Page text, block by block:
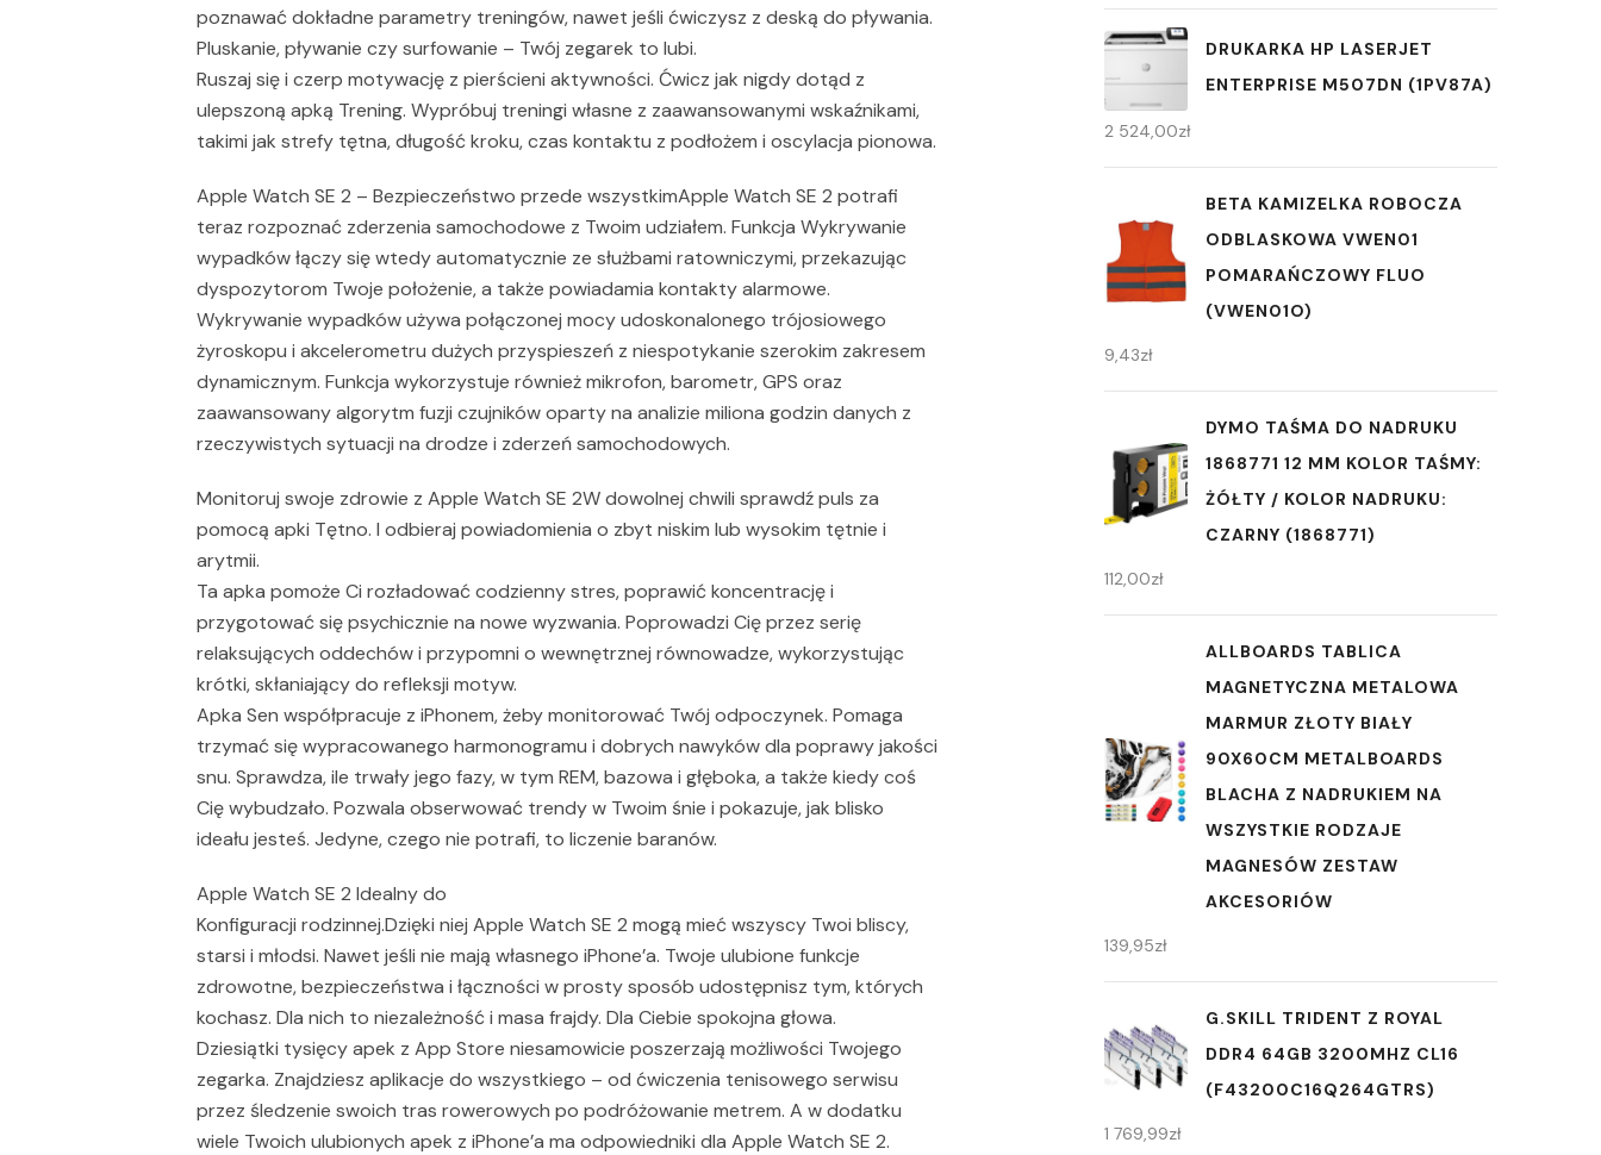
poznawać dokładne parametry treningów, nawet jeśli ćwiczysz z deską do pływania.
Pluskanie, pływanie czy surfowanie – Twój zegarek to lubi.
Ruszaj się i czerp motywację z pierścieni aktywności. Ćwicz jak nigdy dotąd z
ulepszoną apką Trening. Wypróbuj treningi własne z zaawansowanymi wskaźnikami,
takimi jak strefy tętna, długość kroku, czas kontaktu z podłożem i oscylacja pionowa.
Apple Watch SE 2 – Bezpieczeństwo przede wszystkimApple Watch SE 2 potrafi
teraz rozpoznać zderzenia samochodowe z Twoim udziałem. Funkcja Wykrywanie
wypadków łączy się wtedy automatycznie ze służbami ratowniczymi, przekazując
dyspozytorom Twoje położenie, a także powiadamia kontakty alarmowe.
Wykrywanie wypadków używa połączonej mocy udoskonalonego trójosiowego
żyroskopu i akcelerometru dużych przyspieszeń z niespotykanie szerokim zakresem
dynamicznym. Funkcja wykorzystuje również mikrofon, barometr, GPS oraz
zaawansowany algorytm fuzji czujników oparty na analizie miliona godzin danych z
rzeczywistych sytuacji na drodze i zderzeń samochodowych.
Monitoruj swoje zdrowie z Apple Watch SE 2W dowolnej chwili sprawdź puls za
pomocą apki Tętno. I odbieraj powiadomienia o zbyt niskim lub wysokim tętnie i
arytmii.
Ta apka pomoże Ci rozładować codzienny stres, poprawić koncentrację i
przygotować się psychicznie na nowe wyzwania. Poprowadzi Cię przez serię
relaksujących oddechów i przypomni o wewnętrznej równowadze, wykorzystując
krótki, skłaniający do refleksji motyw.
Apka Sen współpracuje z iPhonem, żeby monitorować Twój odpoczynek. Pomaga
trzymać się wypracowanego harmonogramu i dobrych nawyków dla poprawy jakości
snu. Sprawdza, ile trwały jego fazy, w tym REM, bazowa i głęboka, a także kiedy coś
Cię wybudzało. Pozwala obserwować trendy w Twoim śnie i pokazuje, jak blisko
ideału jesteś. Jedyne, czego nie potrafi, to liczenie baranów.
Apple Watch SE 2 Idealny do
Konfiguracji rodzinnej.Dzięki niej Apple Watch SE 2 mogą mieć wszyscy Twoi bliscy,
starsi i młodsi. Nawet jeśli nie mają własnego iPhone’a. Twoje ulubione funkcje
zdrowotne, bezpieczeństwa i łączności w prosty sposób udostępnisz tym, których
kochasz. Dla nich to niezależność i masa frajdy. Dla Ciebie spokojna głowa.
Dziesiątki tysięcy apek z App Store niesamowicie poszerzają możliwości Twojego
zegarka. Znajdziesz aplikacje do wszystkiego – od ćwiczenia tenisowego serwisu
przez śledzenie swoich tras rowerowych po podróżowanie metrem. A w dodatku
wiele Twoich ulubionych apek z iPhone’a ma odpowiedniki dla Apple Watch SE 2.
DRUKARKA HP LASERJET
ENTERPRISE M507DN (1PV87A)
2 524,00zł
BETA KAMIZELKA ROBOCZA
ODBLASKOWA VWEN01
POMARAŃCZOWY FLUO
(VWEN01O)
9,43zł
DYMO TAŚMA DO NADRUKU
1868771 12 MM KOLOR TAŚMY:
ŻÓŁTY / KOLOR NADRUKU:
CZARNY (1868771)
112,00zł
ALLBOARDS TABLICA
MAGNETYCZNA METALOWA
MARMUR ZŁOTY BIAŁY
90X60CM METALBOARDS
BLACHA Z NADRUKIEM NA
WSZYSTKIE RODZAJE
MAGNESÓW ZESTAW
AKCESORIÓW
139,95zł
G.SKILL TRIDENT Z ROYAL
DDR4 64GB 3200MHZ CL16
(F43200C16Q264GTRS)
1 769,99zł